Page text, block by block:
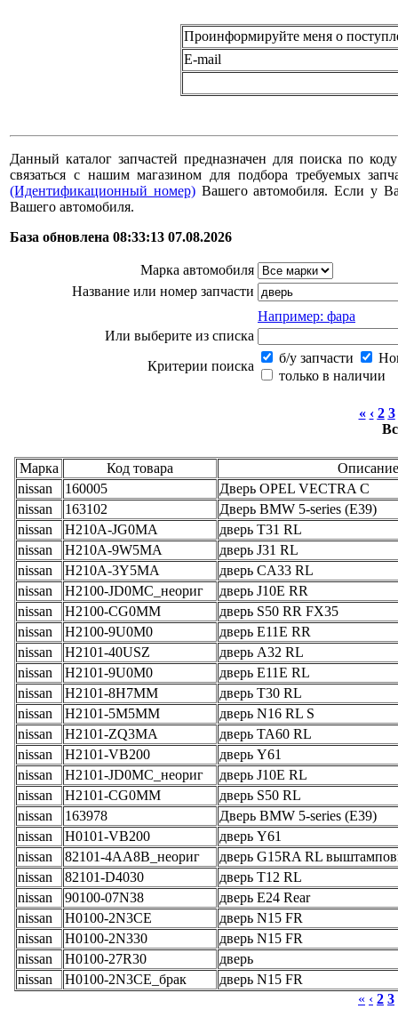
Проинформируйте меня о
E-mail
Данный каталог запчастей предназначен для поиска по
связаться с нашим магазином для подбора требуемых
(Идентификационный номер)Вашего автомобиля. Если у
Вашего автомобиля.
База обновлена 08:33:13 07.08.2026
Марка автомобиля
Название или номер запчасти
Например: фара
Или выберите из списка
Критерии поиска
б/у запчасти
только в наличии
« ‹ 2 3
Марка Код товара
Описание
nissan
160005
Дверь OPEL VECTRA C
nissan
163102
Дверь BMW 5-series (E39)
nissan
H210A-JG0MA
дверь T31 RL
nissan
H210A-9W5MA
дверь J31 RL
nissan
H210A-3Y5MA
дверь CA33 RL
nissan
H2100-JD0MC_неориг
дверь J10E RR
nissan
H2100-CG0MM
дверь S50 RR FX35
nissan
H2100-9U0M0
дверь E11E RR
nissan
H2101-40USZ
дверь A32 RL
nissan
H2101-9U0M0
дверь E11E RL
nissan
H2101-8H7MM
дверь T30 RL
nissan
H2101-5M5MM
дверь N16 RL S
nissan
H2101-ZQ3MA
дверь TA60 RL
nissan
H2101-VB200
дверь Y61
nissan
H2101-JD0MC_неориг
дверь J10E RL
nissan
H2101-CG0MM
дверь S50 RL
nissan
163978
Дверь BMW 5-series (E39)
nissan
H0101-VB200
дверь Y61
nissan
82101-4AA8B_неориг
дверь G15RA RL
nissan
82101-D4030
дверь T12 RL
nissan
90100-07N38
дверь E24 Rear
nissan
H0100-2N3CE
дверь N15 FR
nissan
H0100-2N330
дверь N15 FR
nissan
H0100-27R30
дверь
nissan
H0100-2N3CE_брак
дверь N15 FR
« ‹ 2 3